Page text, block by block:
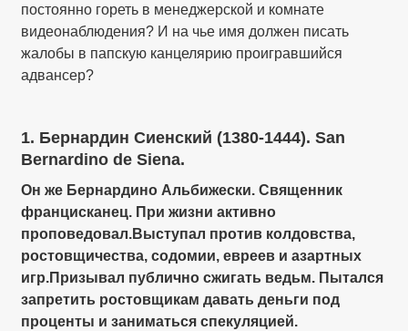
постоянно гореть в менеджерской и комнате
видеонаблюдения? И на чье имя должен писать
жалобы в папскую канцелярию проигравшийся
адвансер?
1. Бернардин Сиенский (1380-1444). San
Bernardino de Siena.
Он же Бернардино Альбижески. Священник
францисканец. При жизни активно
проповедовал.Выступал против колдовства,
ростовщичества, содомии, евреев и азартных
игр.Призывал публично сжигать ведьм. Пытался
запретить ростовщикам давать деньги под
проценты и заниматься спекуляцией.